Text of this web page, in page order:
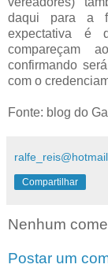
daqui para a
expectativa é
compareçam
confirmando
com o
Fonte: blog do
Compartilhar
Nenhum
Postar um